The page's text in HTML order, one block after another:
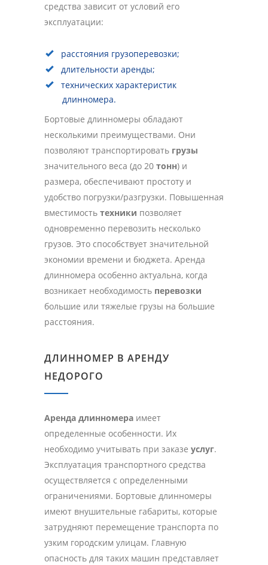
средства зависит от условий его
эксплуатации:
расстояния грузоперевозки;
длительности аренды;
технических характеристик
длинномера.
Бортовые длинномеры обладают
несколькими преимуществами. Они
позволяют транспортировать грузы
значительного веса (до 20 тонн) и
размера, обеспечивают простоту и
удобство погрузки/разгрузки. Повышенная
вместимость техники позволяет
одновременно перевозить несколько
грузов. Это способствует значительной
экономии времени и бюджета. Аренда
длинномера особенно актуальна, когда
возникает необходимость перевозки
большие или тяжелые грузы на большие
расстояния.
ДЛИННОМЕР В АРЕНДУ
НЕДОРОГО
Аренда длинномера имеет
определенные особенности. Их
необходимо учитывать при заказе услуг.
Эксплуатация транспортного средства
осуществляется с определенными
ограничениями. Бортовые длинномеры
имеют внушительные габариты, которые
затрудняют перемещение транспорта по
узким городским улицам. Главную
опасность для таких машин представляет